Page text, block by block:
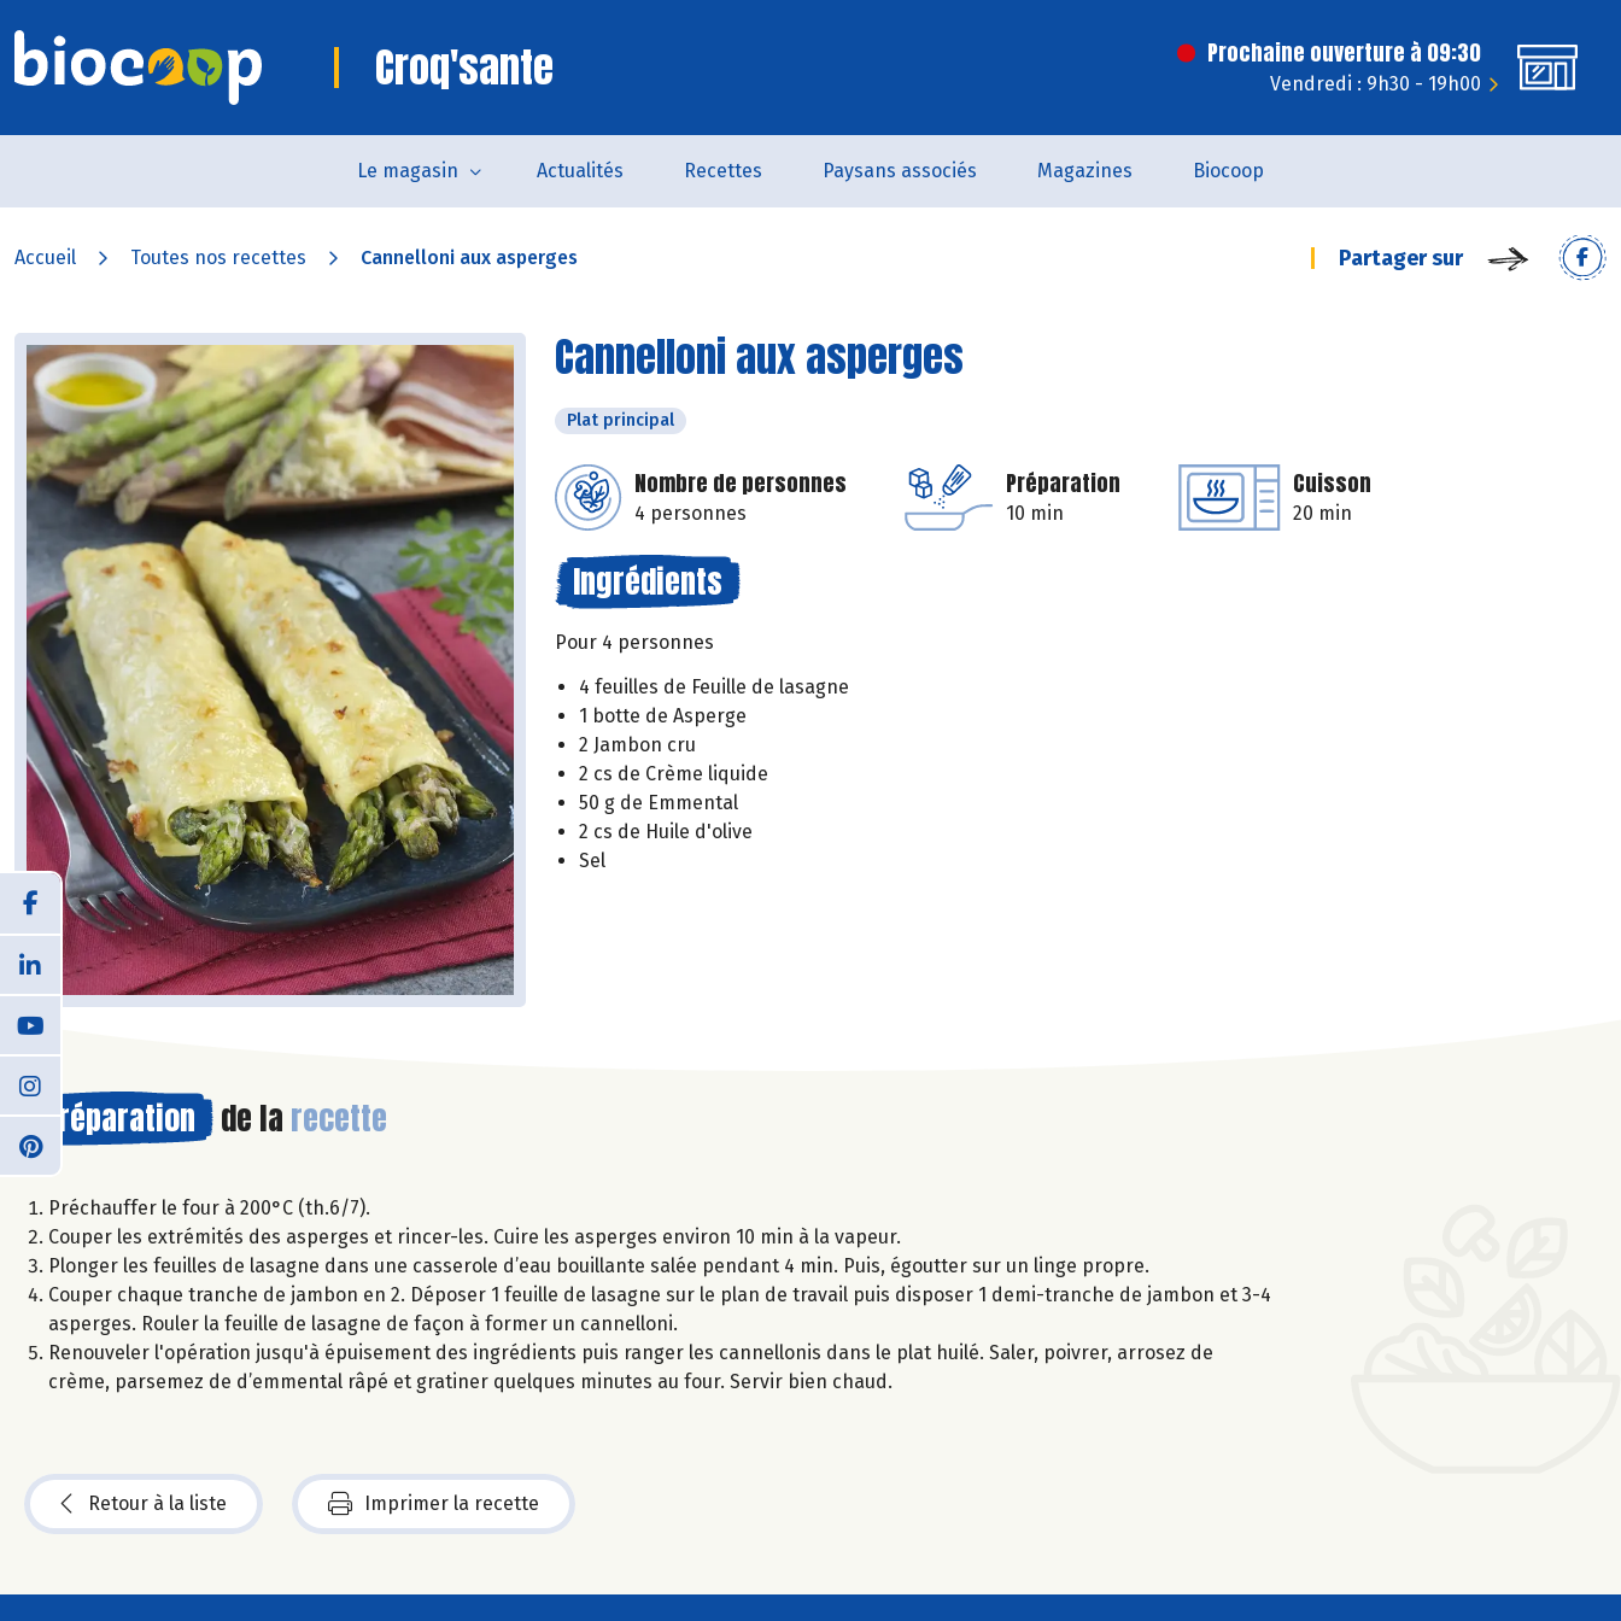
Croq'sante Prochaine ouverture à 09:30
Vendredi : 9h30 - 19h00
Le magasin Actualités Recettes Paysans associés Magazines Biocoop
Accueil Toutes nos recettes Cannelloni aux asperges Partager sur
Cannelloni aux asperges
Plat principal
Nombre de personnes
4 personnes
Préparation
10 min
Cuisson
20 min
Ingrédients
Pour 4 personnes
4 feuilles de Feuille de lasagne
1 botte de Asperge
2 Jambon cru
2 cs de Crème liquide
50 g de Emmental
2 cs de Huile d'olive
Sel
Préparation de la recette
Préchauffer le four à 200°C (th.6/7).
Couper les extrémités des asperges et rincer-les. Cuire les asperges environ 10 min à la vapeur.
Plonger les feuilles de lasagne dans une casserole d’eau bouillante salée pendant 4 min. Puis, égoutter sur un linge propre.
Couper chaque tranche de jambon en 2. Déposer 1 feuille de lasagne sur le plan de travail puis disposer 1 demi-tranche de jambon et 3-4
asperges. Rouler la feuille de lasagne de façon à former un cannelloni.
Renouveler l'opération jusqu'à épuisement des ingrédients puis ranger les cannellonis dans le plat huilé. Saler, poivrer, arrosez de
crème, parsemez de d’emmental râpé et gratiner quelques minutes au four. Servir bien chaud.
Retour à la liste Imprimer la recette